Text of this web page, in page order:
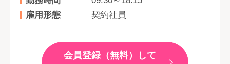
雇用形態
契約社員
会員登録（無料）して